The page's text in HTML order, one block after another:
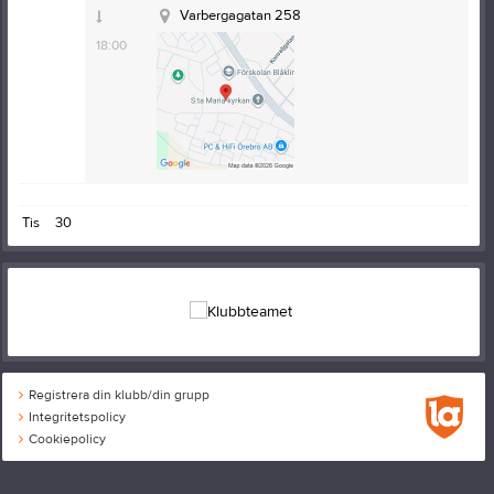
17:00
18:00
Varbergagatan 258
30
Tis
Registrera din klubb/din grupp
Integritetspolicy
Cookiepolicy